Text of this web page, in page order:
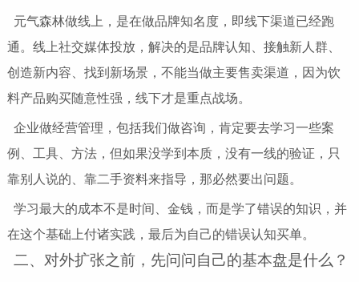
元气森林做线上，是在做品牌知名度，即线下渠道已经跑
通。线上社交媒体投放，解决的是品牌认知、接触新人群、
创造新内容、找到新场景，不能当做主要售卖渠道，因为饮
料产品购买随意性强，线下才是重点战场。
企业做经营管理，包括我们做咨询，肯定要去学习一些案
例、工具、方法，但如果没学到本质，没有一线的验证，只
靠别人说的、靠二手资料来指导，那必然要出问题。
学习最大的成本不是时间、金钱，而是学了错误的知识，并
在这个基础上付诸实践，最后为自己的错误认知买单。
二、对外扩张之前，先问问自己的基本盘是什么？